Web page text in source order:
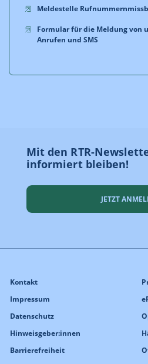
Meldestelle
Formular für die Meldung von
Anrufen und SMS
Mit den RTR-
informiert bleiben!
JETZT
Kontakt
Impressum
Datenschutz
Hinweisgeber:innen
Barrierefreiheit